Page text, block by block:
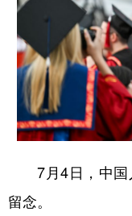
7月4日，中国
留念。